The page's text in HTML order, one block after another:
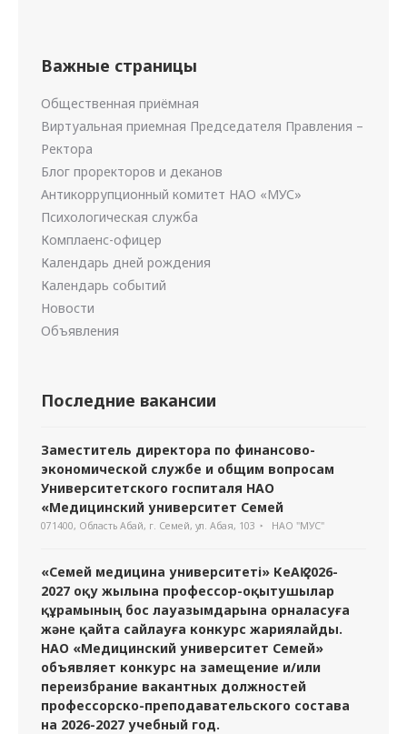
Важные страницы
Общественная приёмная
Виртуальная приемная Председателя Правления –
Ректора
Блог проректоров и деканов
Антикоррупционный комитет НАО «МУС»
Психологическая служба
Комплаенс-офицер
Календарь дней рождения
Календарь событий
Новости
Объявления
Последние вакансии
Заместитель директора по финансово-
экономической службе и общим вопросам
Университетского госпиталя НАО
«Медицинский университет Семей
071400, Область Абай, г. Семей, ул. Абая, 103 НАО "МУС"
«Семей медицина университеті» КеАҚ 2026-
2027 оқу жылына профессор-оқытушылар
құрамының бос лауазымдарына орналасуға
және қайта сайлауға конкурс жариялайды.
НАО «Медицинский университет Семей»
объявляет конкурс на замещение и/или
переизбрание вакантных должностей
профессорско-преподавательского состава
на 2026-2027 учебный год.